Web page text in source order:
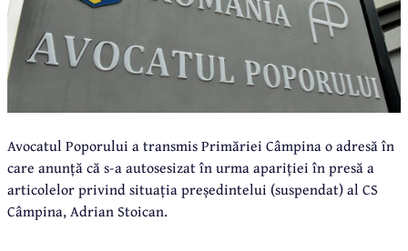
Avocatul Poporului a transmis Primăriei Câmpina o adresă în
care anunță că s-a autosesizat în urma apariției în presă a
articolelor privind situația președintelui (suspendat) al CS
Câmpina, Adrian Stoican.